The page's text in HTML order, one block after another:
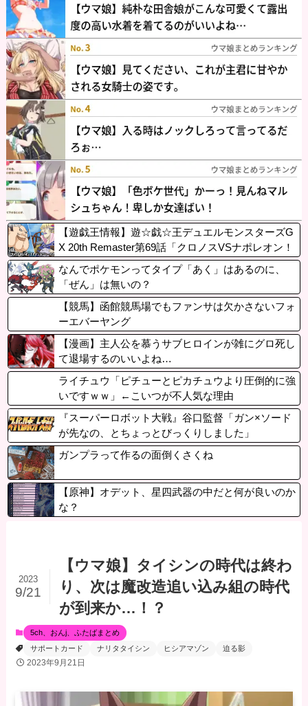
【遊戯王情報】遊☆戯☆王デュエルモンスターズG
X 20th Remaster第69話「クロノスVSナポレオン！
トイソルジャーの行進」プレミア公開開始！
なんでポケモンってタイプ「あく」はあるのに、
「ぜん」は無いの？
【競馬】函館競馬場でもファンサは欠かさないフォ
ーエバーヤング
【漫画】主人公を慕うサブヒロインが雑にグロ死し
て退場するのいいよね…
ライチュウ「ピチューとピカチュウより圧倒的に強
いですｗｗ」←こいつが不人気な理由
『スーパーロボット大戦』谷口監督「ガン×ソード
が先なの、とちょっとびっくりしました」
ガンプラって作るの面倒くさくね
【原神】オデット、星四武器の中だと何が良いのか
な？
【ウマ娘】タイシンの時代は終わ
り、次は魔改造追い込み組の時代
が到来か…！？
2023
9/21
5ch、おんj、ふたばまとめ
サポートカード
ナリタタイシン ヒシアマゾン 迫る影
2023年9月21日